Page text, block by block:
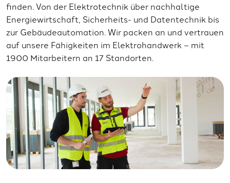
finden. Von der Elektrotechnik über nachhaltige
Energiewirtschaft, Sicherheits- und Datentechnik bis
zur Gebäudeautomation. Wir packen an und vertrauen
auf unsere Fähigkeiten im Elektrohandwerk – mit
1900 Mitarbeitern an 17 Standorten.